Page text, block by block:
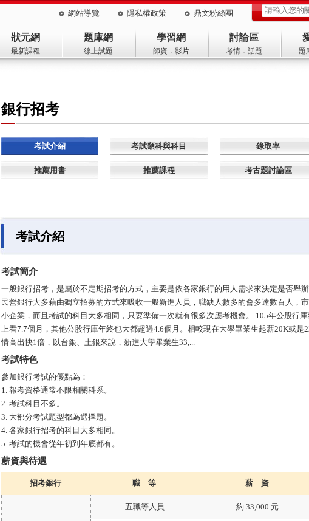
網站導覽 隱私權政策 鼎文粉絲團
狀元網
最新課程
題庫網
線上試題
學習網
師資．影片
討論區
考情．話題 題
銀行招考
考試介紹 考試類科與科目 錄取率
推薦用書 推薦課程 考古題討論區
考試介紹
考試簡介
一般銀行招考，是屬於不定期招考的方式，主要是依各家銀行的用人需求來決定是否舉
民營銀行大多藉由獨立招募的方式來吸收一般新進人員，職缺人數多的會多達數百人，
小企業，而且考試的科目大多相同，只要準備一次就有很多次應考機會。 105年公股行
上看7.7個月，其他公股行庫年終也大都超過4.6個月。相較現在大學畢業生起薪20K或是
情高出快1倍，以台銀、土銀來說，新進大學畢業生33,...
考試特色
參加銀行考試的優點為：
1. 報考資格通常不限相關科系。
2. 考試科目不多。
3. 大部分考試題型都為選擇題。
4. 各家銀行招考的科目大多相同。
5. 考試的機會從年初到年底都有。
薪資與待遇
招考銀行 職 等 薪 資
五職等人員 約 33,000 元